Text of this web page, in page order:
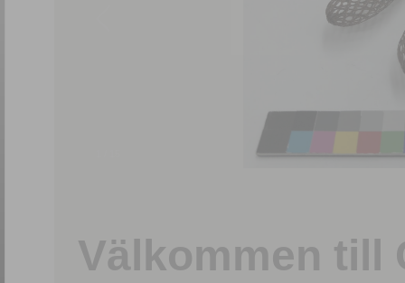
Välkommen till